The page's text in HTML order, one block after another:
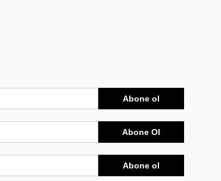
Abone ol
Abone Ol
Abone ol